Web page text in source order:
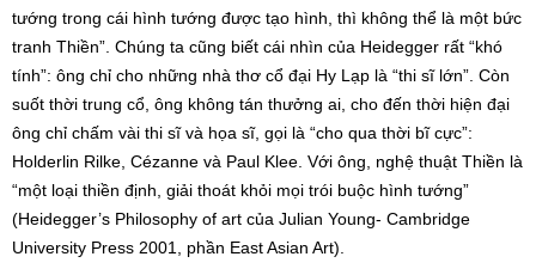
tướng trong cái hình tướng được tạo hình, thì không thể là một bức
tranh Thiền”. Chúng ta cũng biết cái nhìn của Heidegger rất “khó
tính”: ông chỉ cho những nhà thơ cổ đại Hy Lạp là “thi sĩ lớn”. Còn
suốt thời trung cổ, ông không tán thưởng ai, cho đến thời hiện đại
ông chỉ chấm vài thi sĩ và họa sĩ, gọi là “cho qua thời bĩ cực”:
Holderlin Rilke, Cézanne và Paul Klee. Với ông, nghệ thuật Thiền là
“một loại thiền định, giải thoát khỏi mọi trói buộc hình tướng”
(Heidegger’s Philosophy of art của Julian Young- Cambridge
University Press 2001, phần East Asian Art).